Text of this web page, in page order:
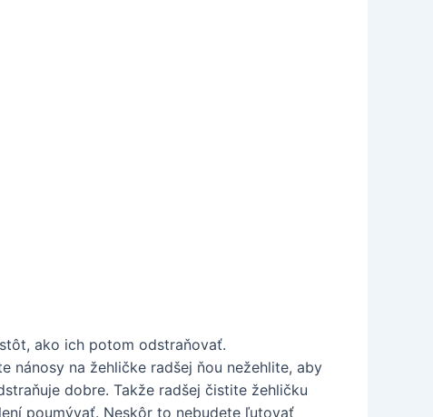
ako ich potom odstraňovať.
nánosy na žehličke radšej ňou nežehlite, aby
dobre. Takže radšej čistite žehličku
poumývať. Neskôr to nebudete ľutovať